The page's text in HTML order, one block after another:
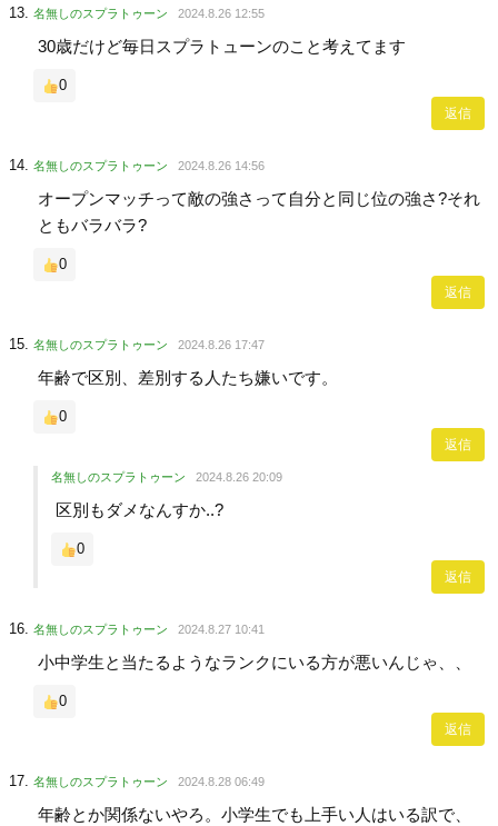
名無しのスプラトゥーン 2024.8.26 12:55
30歳だけど毎日スプラトューンのこと考えてます
0
返信
名無しのスプラトゥーン 2024.8.26 14:56
オープンマッチって敵の強さって自分と同じ位の強さ?それ
ともバラバラ?
0
返信
名無しのスプラトゥーン 2024.8.26 17:47
年齢で区別、差別する人たち嫌いです。
0
返信
名無しのスプラトゥーン 2024.8.26 20:09
区別もダメなんすか..?
0
返信
名無しのスプラトゥーン 2024.8.27 10:41
小中学生と当たるようなランクにいる方が悪いんじゃ、、
0
返信
名無しのスプラトゥーン 2024.8.28 06:49
年齢とか関係ないやろ。小学生でも上手い人はいる訳で、